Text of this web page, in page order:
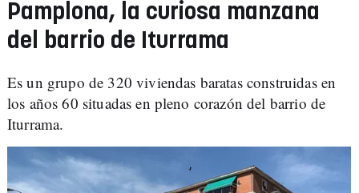
Pamplona, la curiosa manzana
del barrio de Iturrama
Es un grupo de 320 viviendas baratas construidas en
los años 60 situadas en pleno corazón del barrio de
Iturrama.